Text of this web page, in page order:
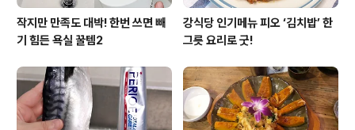
작지만 만족도 대박! 한번 쓰면 빼
기 힘든 욕실 꿀템2
강식당 인기메뉴 피오 ‘김치밥’ 한
그릇 요리로 굿!